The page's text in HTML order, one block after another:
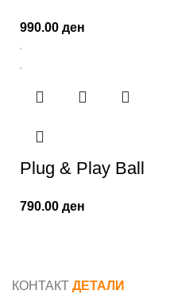
990.00 ден
Plug & Play Ball
790.00 ден
КОНТАКТ ДЕТАЛИ